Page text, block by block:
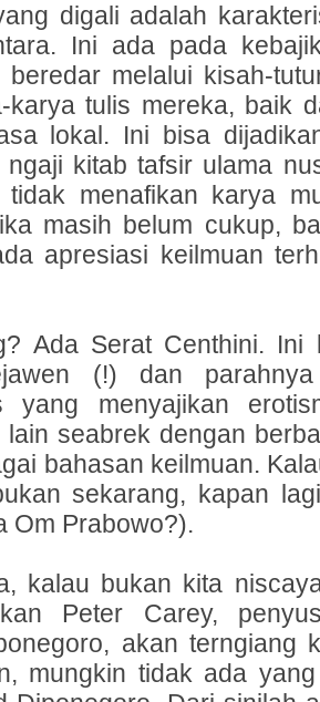
digali adalah
Ini ada pada
beredar melalui kisah-
karya tulis mereka, baik
lokal. Ini bisa
kitab tafsir ulama
tidak menafikan karya
masih belum cukup,
apresiasi keilmuan
Ada Serat Centhini. Ini
(!) dan
yang menyajikan
lain seabrek dengan
bahasan keilmuan.
sekarang, kapan
Om Prabowo?).
kalau bukan kita
Peter Carey,
akan terngiang
mungkin tidak ada